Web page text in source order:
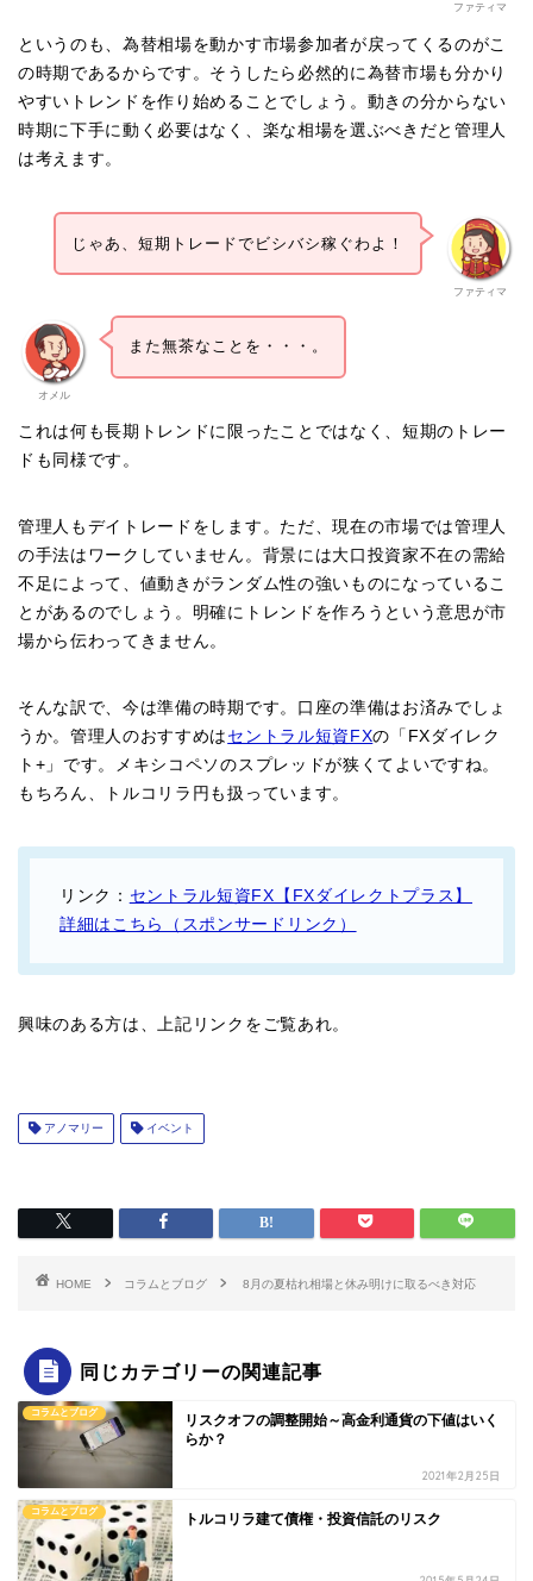
ファティマ
というのも、為替相場を動かす市場参加者が戻ってくるのがこ
の時期であるからです。そうしたら必然的に為替市場も分かり
やすいトレンドを作り始めることでしょう。動きの分からない
時期に下手に動く必要はなく、楽な相場を選ぶべきだと管理人
は考えます。
ファティマ
じゃあ、短期トレードでビシバシ稼ぐわよ！
オメル
また無茶なことを・・・。
これは何も長期トレンドに限ったことではなく、短期のトレー
ドも同様です。
管理人もデイトレードをします。ただ、現在の市場では管理人
の手法はワークしていません。背景には大口投資家不在の需給
不足によって、値動きがランダム性の強いものになっているこ
とがあるのでしょう。明確にトレンドを作ろうという意思が市
場から伝わってきません。
そんな訳で、今は準備の時期です。口座の準備はお済みでしょ
うか。管理人のおすすめは セントラル短資FXの「FXダイレク
ト+」です。メキシコペソのスプレッドが狭くてよいですね。
もちろん、トルコリラ円も扱っています。
リンク： セントラル短資FX【FXダイレクトプラス】
詳細はこちら（スポンサードリンク）
興味のある方は、上記リンクをご覧あれ。
アノマリー イベント
HOME コラムとブログ 8月の夏枯れ相場と休み明けに取るべき対応
同じカテゴリーの関連記事
コラムとブログ
リスクオフの調整開始～高金利通貨の下値はいく
らか？
2021年2月25日
コラムとブログ トルコリラ建て債権・投資信託のリスク